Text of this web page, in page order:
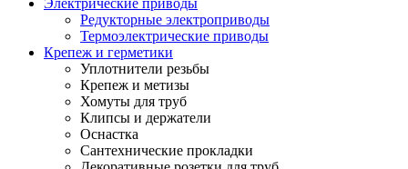
Электрические приводы
Редукторные электроприводы
Термоэлектрические приводы
Крепеж и герметики
Уплотнители резьбы
Крепеж и метизы
Хомуты для труб
Клипсы и держатели
Оснастка
Сантехнические прокладки